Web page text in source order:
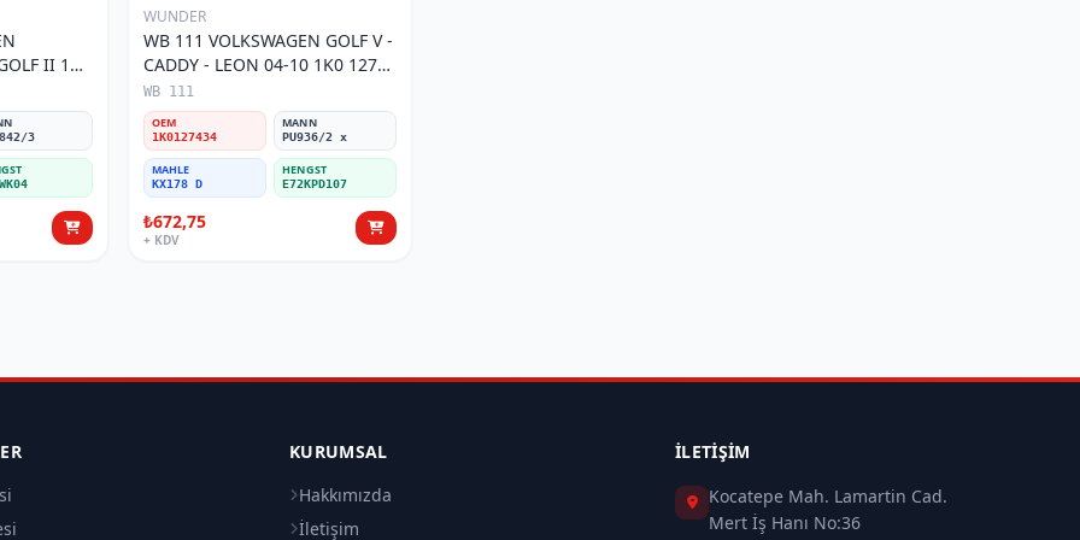
II 191
842/3
WUNDER
WB 111 VOLKSWAGEN GOLF V -
CADDY - LEON 04-10 1K0 127
434 Yakıt/Mazot Filtresi
WB 111
OEM
1K0127434
MANN
PU936/2 x
MAHLE
KX178 D
HENGST
E72KPD107
₺672,75
+ KDV
KURUMSAL
Hakkımızda
İletişim
İLETIŞIM
Kocatepe Mah. Lamartin Cad.
Mert İş Hanı No:36